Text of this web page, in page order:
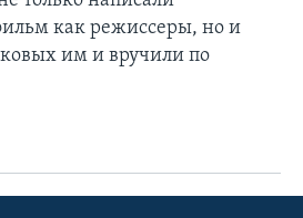
как режиссеры, но и
им и вручили по